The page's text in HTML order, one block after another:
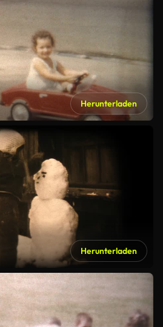
Herunterladen
Herunterladen